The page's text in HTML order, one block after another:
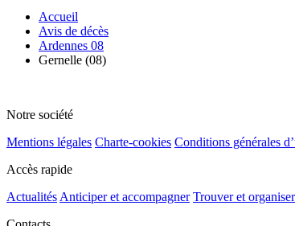
Accueil
Avis de décès
Ardennes 08
Gernelle (08)
Notre société
Mentions légales Charte-cookies Conditions générales
Accès rapide
Actualités Anticiper et accompagner Trouver et organiser